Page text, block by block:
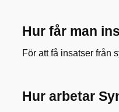
Hur får man
För att få insatser från
Hur arbetar